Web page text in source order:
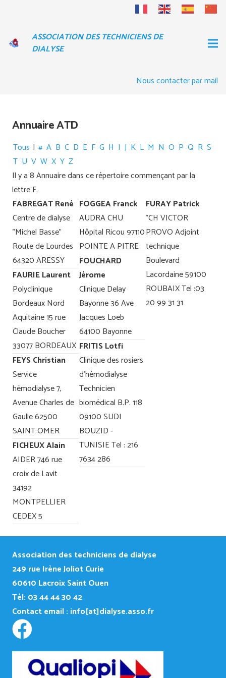
ASSOCIATION DES TECHNICIENS DE
DIALYSE
Nous contacter par mail
Annuaire ATD
Tous | # A B C D E F G H I J K L M N O P Q R S
T U V W X Y Z
Il y a 8 Annuaire dans ce répertoire commençant par la
lettre F.
FABREGAT René
Centre de dialyse
"Michel Basse"
Route de Lourdes
64320 ARESSY
FAURIE Laurent
Polyclinique
Bordeaux Nord
Aquitaine 15 rue
Claude Boucher
33077 BORDEAUX
FEYS Christian
Service
hémodialyse 7,
Avenue Charles de
Gaulle 62500
SAINT OMER
FICHEUX Alain
AIDER 746 rue
croix de Lavit
34192
MONTPELLIER
CEDEX 5
FOGGEA Franck
AUDRA CHU
Hôpital Ricou 97110
POINTE A PITRE
FOUCHARD
Jérome
Clinique Delay
Bayonne 36 Ave
Jacques Loeb
64100 Bayonne
FRITIS Lotfi
Clinique des rosiers
d'hémodialyse
Technicien
biomédical B.P. 118
09100 SUDI
BOUZID -
TUNISIE Tel : 216
7634 286
FURAY Patrick
"CH VICTOR
PROVO Adjoint
technique
Boulevard
Lacordaine 59100
ROUBAIX Tel :03
20 99 31 31
Association des techniciens de dialyse
249 rue Irène Joliot Curie
60610 Lacroix Saint Ouen
Tél: 03 44 44 30 42
Contact email : info[at]dialyse.asso.fr